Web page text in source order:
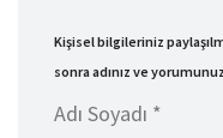
Kişisel bilgileriniz
sonra adınız ve
Adı Soyadı *